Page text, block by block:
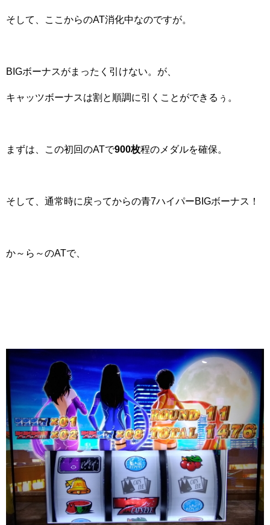
そして、ここからのAT消化中なのですが。
BIGボーナスがまったく引けない。が、
キャッツボーナスは割と順調に引くことができるぅ。
まずは、この初回のATで900枚程のメダルを確保。
そして、通常時に戻ってからの青7ハイパーBIGボーナス！
か～ら～のATで、